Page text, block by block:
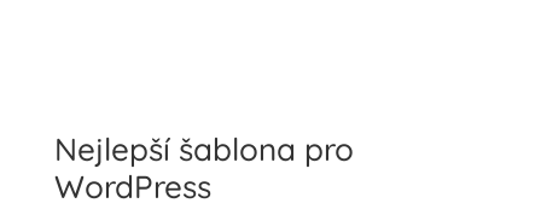
Nejlepší šablona pro
WordPress